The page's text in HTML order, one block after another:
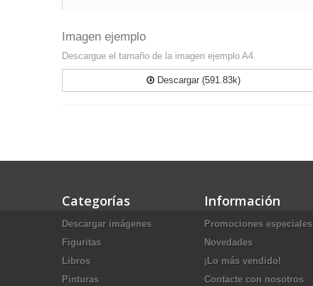
Imagen ejemplo
Descargue el tamaño de la imagen ejemplo A4.
Descargar (591.83k)
Categorías
Descargar imágenes
Figuritas
Libros
Pinturas
Información
Promociones especiales
Novedades
¡Lo más vendido!
Contacte con nosotros